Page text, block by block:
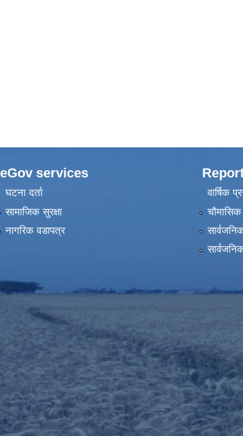
eGov services
घटना दर्ता
सामाजिक सुरक्षा
नागरिक वडापत्र
वार्षिक